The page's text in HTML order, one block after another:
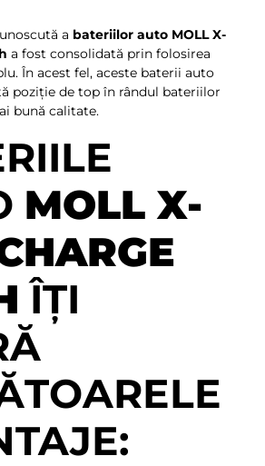
a bateriilor auto MOLL X-
a fost consolidată prin folosirea
În acest fel, aceste baterii auto
poziție de top în rândul bateriilor
bună calitate.
MOLL X-
ÎȚI